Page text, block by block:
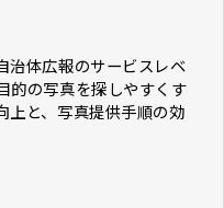
治体広報のサービスレベ
的の写真を探しやすくす
上と、写真提供手順の効